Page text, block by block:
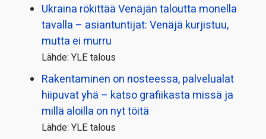
Ukraina rökittää Venäjän taloutta monella
tavalla – asiantuntijat: Venäjä kurjistuu,
mutta ei murru
Lähde: YLE talous
Rakentaminen on nosteessa, palvelualat
hiipuvat yhä – katso grafiikasta missä ja
millä aloilla on nyt töitä
Lähde: YLE talous